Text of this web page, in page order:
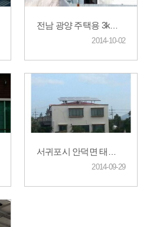
2014-10-02
2014-09-29